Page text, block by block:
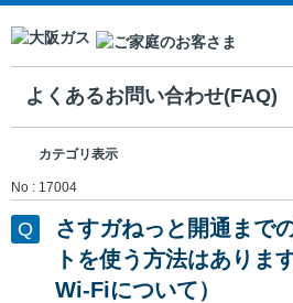
よくあるお問い合わせ(FAQ)
カテゴリ表示
No : 17004
さすガねっと開通まで
トを使う方法はありま
Wi-Fiについて）